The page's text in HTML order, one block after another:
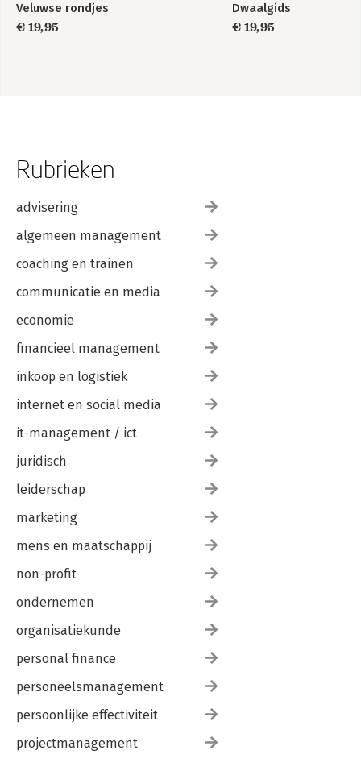
Veluwse rondjes
€ 19,95
Dwaalgids
€ 19,95
Rubrieken
advisering
algemeen management
coaching en trainen
communicatie en media
economie
financieel management
inkoop en logistiek
internet en social media
it-management / ict
juridisch
leiderschap
marketing
mens en maatschappij
non-profit
ondernemen
organisatiekunde
personal finance
personeelsmanagement
persoonlijke effectiviteit
projectmanagement